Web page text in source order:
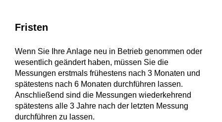
Fristen
Wenn Sie Ihre Anlage neu in Betrieb genommen oder
wesentlich geändert haben, müssen Sie die
Messungen erstmals frühestens nach 3 Monaten und
spätestens nach 6 Monaten durchführen lassen.
Anschließend sind die Messungen wiederkehrend
spätestens alle 3 Jahre nach der letzten Messung
durchführen zu lassen.